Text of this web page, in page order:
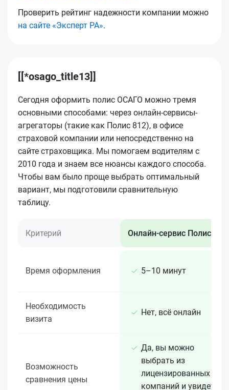
Проверить рейтинг надежности компании можно
на сайте «Эксперт РА».
[[*osago_title13]]
Сегодня оформить полис ОСАГО можно тремя
основными способами: через онлайн-сервисы-
агрегаторы (такие как Полис 812), в офисе
страховой компании или непосредственно на
сайте страховщика. Мы помогаем водителям с
2010 года и знаем все нюансы каждого способа.
Чтобы вам было проще выбрать оптимальный
вариант, мы подготовили сравнительную
таблицу.
Критерий Онлайн-сервис Полис 812
Время оформления 5–10 минут
Необходимость
визита
Нет, всё онлайн
Возможность
сравнения цены
Да, вы можно
выбрать из
лицензированных 15+
компаний и увидеть,